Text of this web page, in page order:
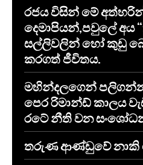
රජය විසින් මේ
දෙමාපියන්,පවුලේ අය
සල්ලිවලින් හෝ කුඩු
කරගත් ජීවිතය.
මහින්දලගෙන්
පෙර රිමාන්ඩ් කාලය
රටේ නීති වන
තරුණ ආණ්ඩුවේ නාකි